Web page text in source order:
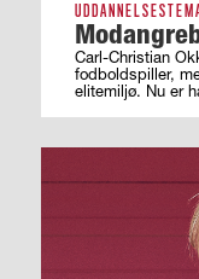
Carl-Christian
fodboldspiller,
elitemiljø. Nu er